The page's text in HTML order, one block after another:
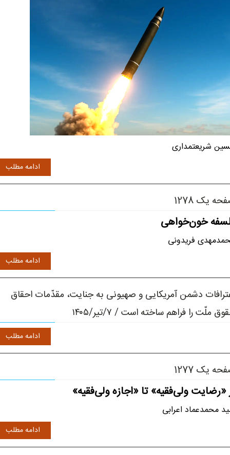
شریعتمداری
ادامه مطلب
یک 1278
خون‌خواهی
فریدونی
ادامه مطلب
دشمن آمریکایی و صهیونی به جنایت، مقدّمات احقاق
ملّت را فراهم ساخته است / ۷/تیر/۱۴۰۵
ادامه مطلب
یک 1277
«رضایت ولی‌فقیه» تا «اجازه ولی‌فقیه»
محمدعماد اعرابی
ادامه مطلب